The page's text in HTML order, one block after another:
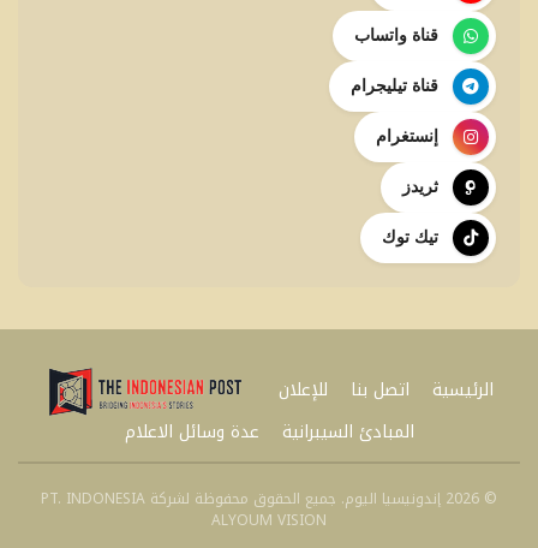
قناة واتساب
قناة تيليجرام
إنستغرام
ثريدز
تيك توك
الرئيسية اتصل بنا
للإعلان
المبادئ السيبرانية
عدة وسائل الاعلام
© 2026 إندونيسيا اليوم. جميع الحقوق محفوظة لشركة PT. INDONESIA
ALYOUM VISION